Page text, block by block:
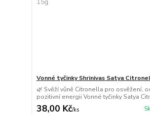
Vonné tyčinky Shrinivas Satya
🌿 Svěží vůně Citronella pro osvěžení,
pozitivní energii Vonné tyčinky Satya
38,00 Kč/ks